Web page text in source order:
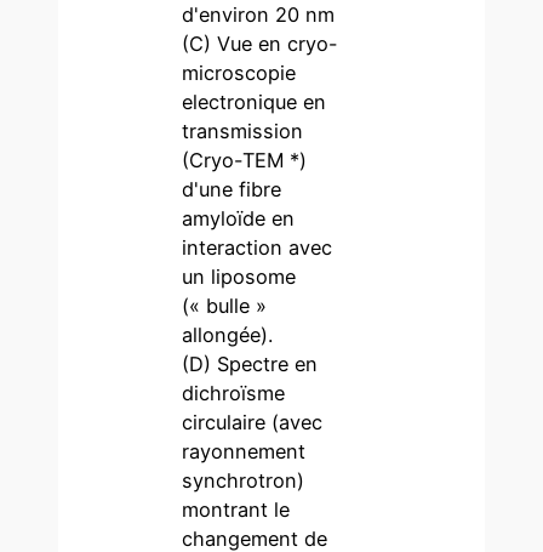
d'environ 20 nm
(C) Vue en cryo-
microscopie
electronique en
transmission
(Cryo-TEM *)
d'une fibre
amyloïde en
interaction avec
un liposome
(« bulle »
allongée).
(D) Spectre en
dichroïsme
circulaire (avec
rayonnement
synchrotron)
montrant le
changement de